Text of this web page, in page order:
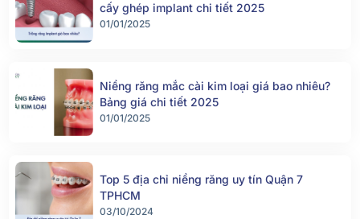
cấy ghép implant chi tiết 2025
01/01/2025
Niềng răng mắc cài kim loại giá bao nhiêu?
Bảng giá chi tiết 2025
01/01/2025
Top 5 địa chỉ niềng răng uy tín Quận 7
TPHCM
03/10/2024